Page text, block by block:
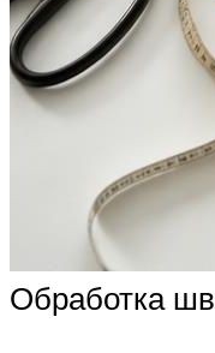
Обработка